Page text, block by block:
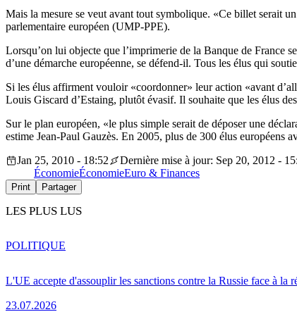
Mais la mesure se veut avant tout symbolique. «Ce billet serait
parlementaire européen (UMP-PPE).
Lorsqu’on lui objecte que l’imprimerie de la Banque de France
d’une démarche européenne, se défend-il. Tous les élus qui
Si les élus affirment vouloir «coordonner» leur action «avant
Louis Giscard d’Estaing, plutôt évasif. Il souhaite que les élus
Sur le plan européen, «le plus simple serait de déposer une
estime Jean-Paul Gauzès. En 2005, plus de 300 élus européens
Jan 25, 2010 - 18:52
Dernière mise à jour: Sep 20, 2012 -
ÉconomieÉconomieEuro & Finances
Print Partager
LES PLUS LUS
L'UE accepte d'assouplir les sanctions contre la Russie face à la
23.07.2026
POLITIQUE